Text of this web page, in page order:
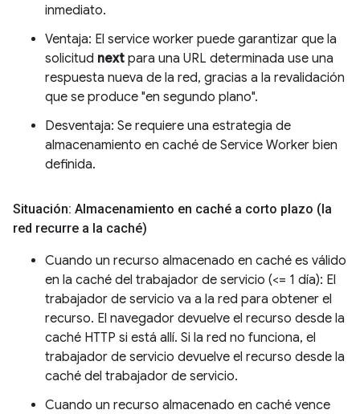
inmediato.
Ventaja: El service worker puede garantizar que la
solicitud next para una URL determinada use una
respuesta nueva de la red, gracias a la revalidación
que se produce "en segundo plano".
Desventaja: Se requiere una estrategia de
almacenamiento en caché de Service Worker bien
definida.
Situación: Almacenamiento en caché a corto plazo (la
red recurre a la caché)
Cuando un recurso almacenado en caché es válido
en la caché del trabajador de servicio (<= 1 día): El
trabajador de servicio va a la red para obtener el
recurso. El navegador devuelve el recurso desde la
caché HTTP si está allí. Si la red no funciona, el
trabajador de servicio devuelve el recurso desde la
caché del trabajador de servicio.
Cuando un recurso almacenado en caché vence